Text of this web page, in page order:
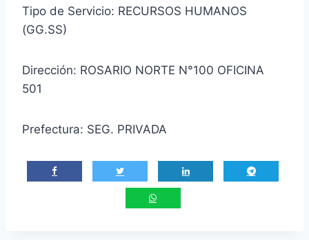
Tipo de Servicio: RECURSOS HUMANOS
(GG.SS)
Dirección: ROSARIO NORTE N°100 OFICINA
501
Prefectura: SEG. PRIVADA